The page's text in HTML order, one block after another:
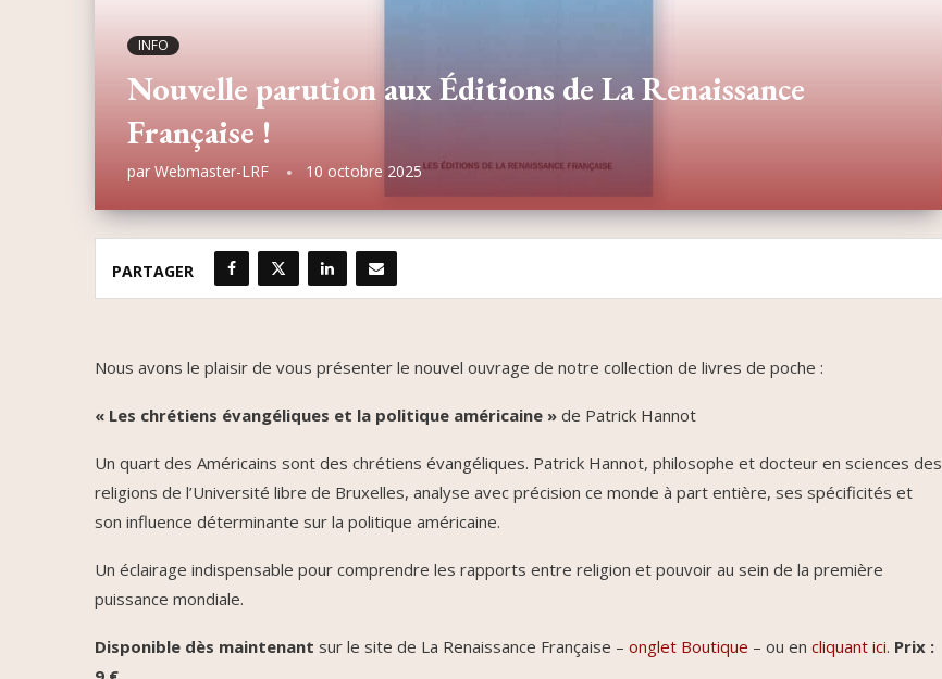
INFO
Nouvelle parution aux Éditions de La Renaissance
Française !
par Webmaster-LRF 10 octobre 2025
PARTAGER
Nous avons le plaisir de vous présenter le nouvel ouvrage de notre collection de livres de poche :
« Les chrétiens évangéliques et la politique américaine » de Patrick Hannot
Un quart des Américains sont des chrétiens évangéliques. Patrick Hannot, philosophe et docteur en sciences des
religions de l’Université libre de Bruxelles, analyse avec précision ce monde à part entière, ses spécificités et
son influence déterminante sur la politique américaine.
Un éclairage indispensable pour comprendre les rapports entre religion et pouvoir au sein de la première
puissance mondiale.
Disponible dès maintenant sur le site de La Renaissance Française – onglet Boutique – ou en cliquant ici. Prix :